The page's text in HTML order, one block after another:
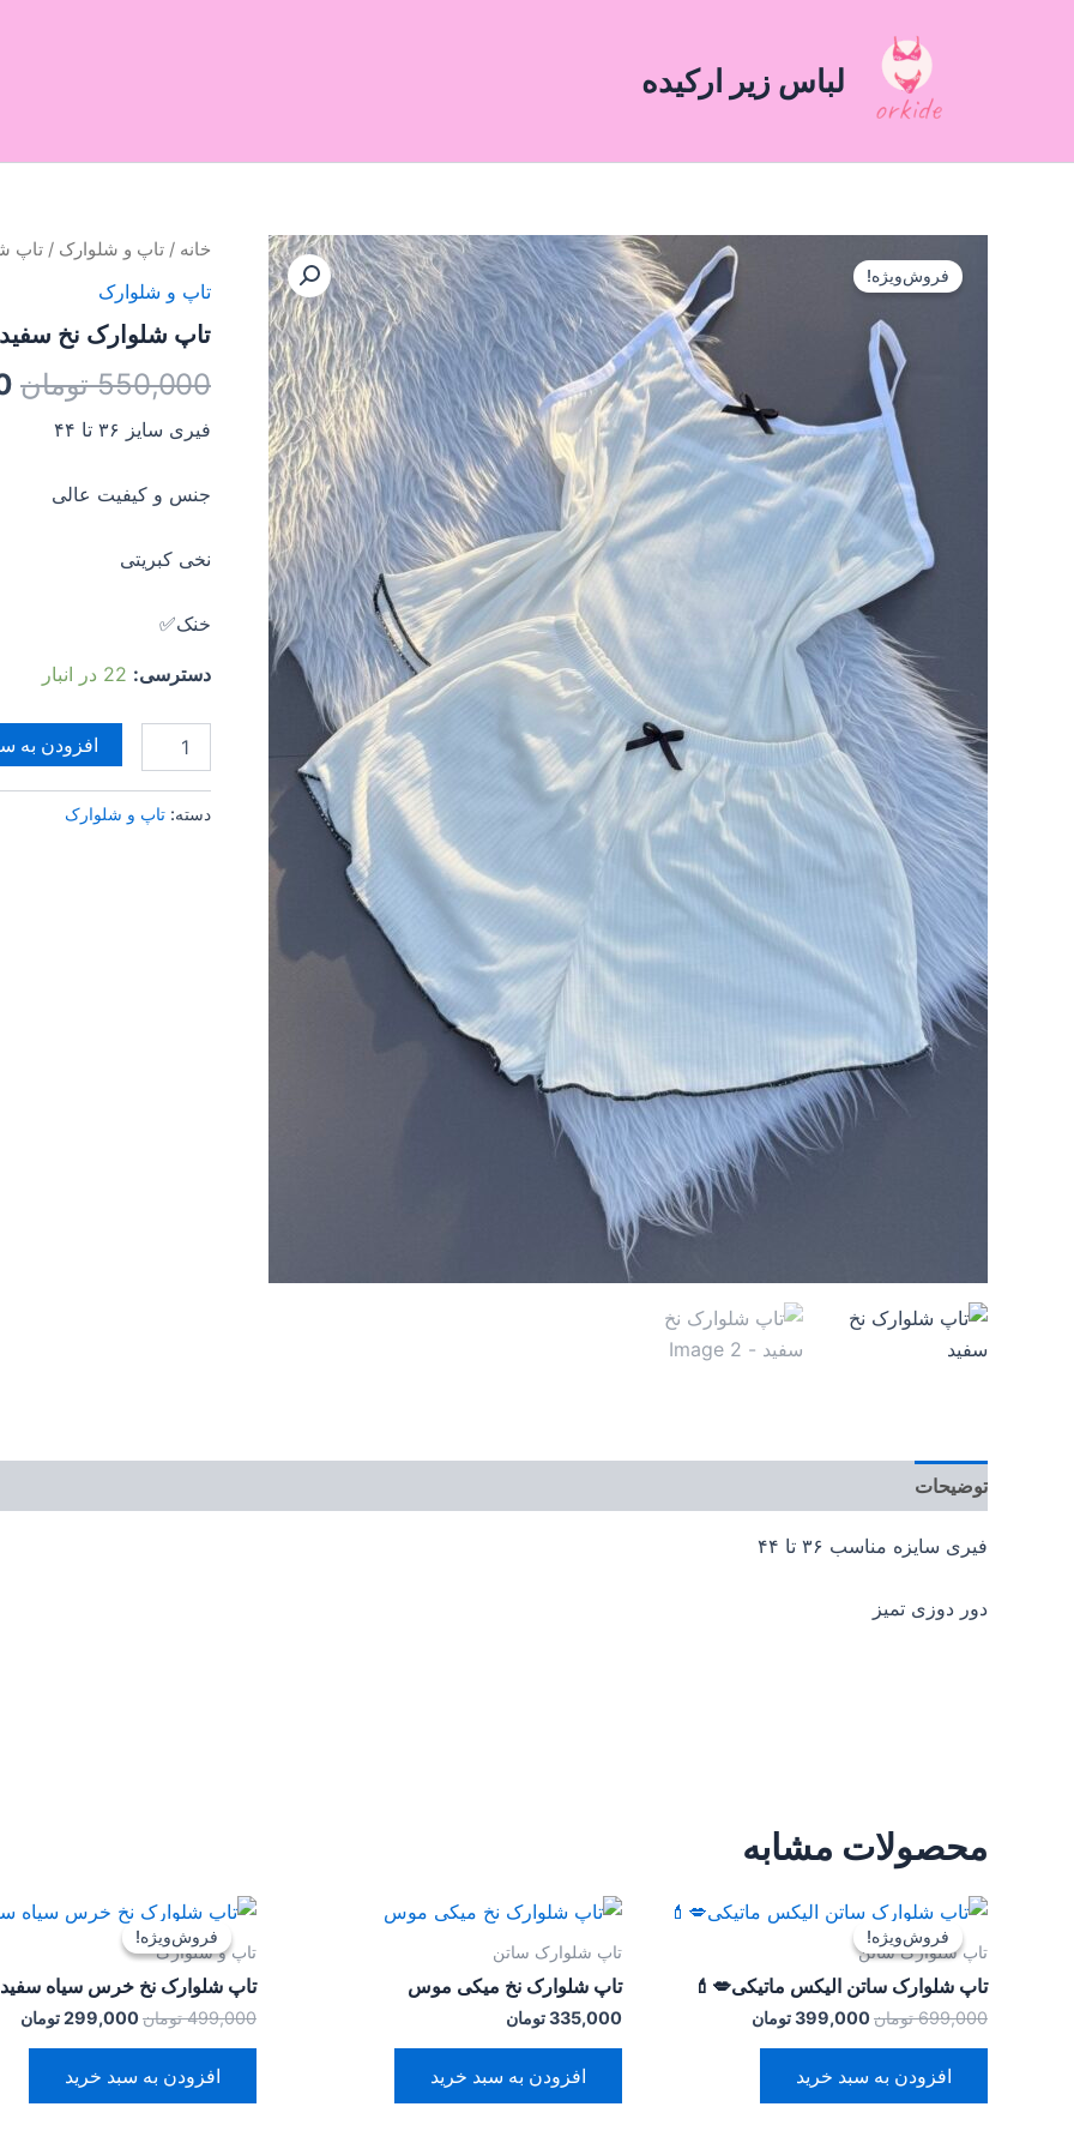
لباس زیر ارکیده
فروش‌ویژه!
خانه / تاپ و شلوارک / تاپ
تاپ و شلوارک
تاپ شلوارک نخ سفید
550,000 تومان
فیری سایز ۳۶ تا ۴۴
جنس و کیفیت عالی
نخی کبریتی
خنک✅
دسترسی: 22 در انبار
تاپ
نخ
عدد
افزودن به
دسته: تاپ و شلوارک
توضیحات
فیری سایزه مناسب ۳۶ تا ۴۴
دور دوزی تمیز
محصولات مشابه
فروش‌ویژه!
فروش‌ویژه!
تاپ شلوارک ساتن
تاپ شلوارک ساتن الیکس ماتیکی💋💄
699,000 تومان
قیمت
اصلی:
بود.
399,000تومان
قیمت
فعلی:
افزودن به سبد خرید
تاپ شلوارک ساتن
تاپ شلوارک نخ میکی موس
335,000تومان
افزودن به سبد خرید
فروش‌ویژه!
فروش‌ویژه!
تاپ و شلوارک
تاپ شلوارک نخ خرس سیاه سفید
499,000 تومان
قیمت
اصلی:
299,000تومان
افزودن به سبد خرید